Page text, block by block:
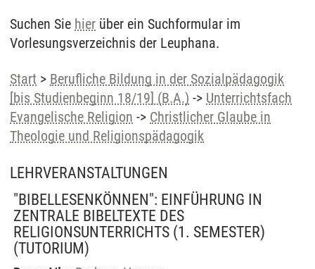
Suchen Sie hier über ein Suchformular im
Vorlesungsverzeichnis der Leuphana.
Start > Berufliche Bildung in der Sozialpädagogik
[bis Studienbeginn 18/19] (B.A.) -> Unterrichtsfach
Evangelische Religion -> Christlicher Glaube in
Theologie und Religionspädagogik
LEHRVERANSTALTUNGEN
"BIBELLESENKÖNNEN": EINFÜHRUNG IN
ZENTRALE BIBELTEXTE DES
RELIGIONSUNTERRICHTS (1. SEMESTER)
(TUTORIUM)